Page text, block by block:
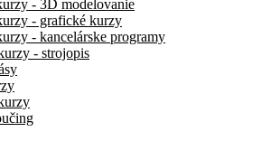
- 3D modelovanie
- grafické kurzy
- kancelárske programy
- strojopis